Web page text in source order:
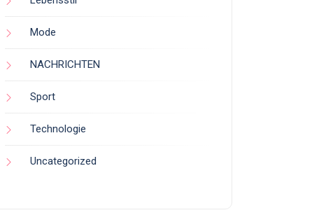
Mode
NACHRICHTEN
Sport
Technologie
Uncategorized